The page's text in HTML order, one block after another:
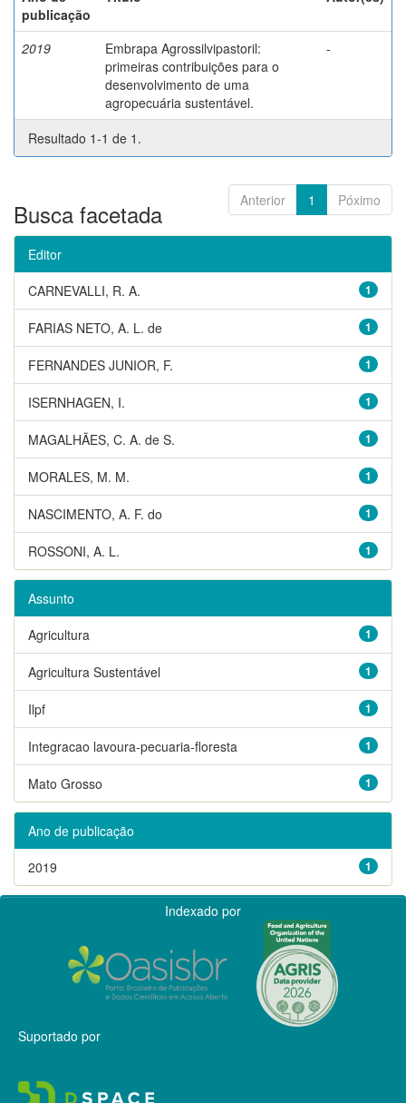
publicação
2019
Embrapa Agrossilvipastoril:
primeiras contribuições para o
desenvolvimento de uma
agropecuária sustentável.
-
Resultado 1-1 de 1.
Anterior 1 Póximo
Busca facetada
Editor
1
CARNEVALLI, R. A.
1
FARIAS NETO, A. L. de
1
FERNANDES JUNIOR, F.
1
ISERNHAGEN, I.
1
MAGALHÃES, C. A. de S.
1
MORALES, M. M.
1
NASCIMENTO, A. F. do
1
ROSSONI, A. L.
Assunto
1
Agricultura
1
Agricultura Sustentável
1
Ilpf
1
Integracao lavoura-pecuaria-floresta
1
Mato Grosso
Ano de publicação
1
2019
Indexado por
Suportado por